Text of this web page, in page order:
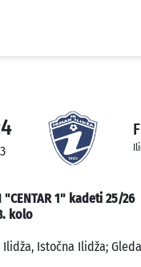
1" kadeti 25/26
kolo
Ilidža, Istočna Ilidža;